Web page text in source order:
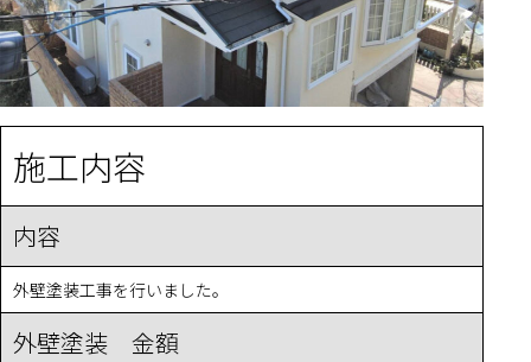
施工内容
内容
外壁塗装工事を行いました。
外壁塗装 金額